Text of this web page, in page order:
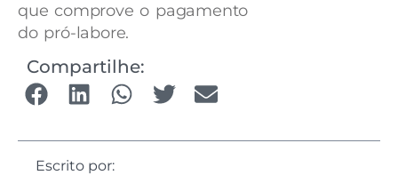
que comprove o pagamento
do pró-labore.
Compartilhe:
Escrito por: